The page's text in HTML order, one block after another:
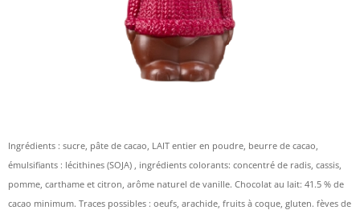
Ingrédients : sucre, pâte de cacao, LAIT entier en poudre, beurre de cacao,
émulsifiants : lécithines (SOJA) , ingrédients colorants: concentré de radis, cassis,
pomme, carthame et citron, arôme naturel de vanille. Chocolat au lait: 41.5 % de
cacao minimum. Traces possibles : oeufs, arachide, fruits à coque, gluten. fèves de